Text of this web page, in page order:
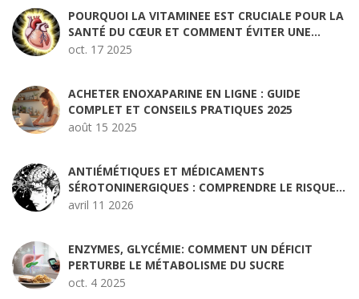
POURQUOI LA VITAMINEE EST CRUCIALE POUR LA
SANTÉ DU CŒUR ET COMMENT ÉVITER UNE
CARENCE
oct. 17 2025
ACHETER ENOXAPARINE EN LIGNE : GUIDE
COMPLET ET CONSEILS PRATIQUES 2025
août 15 2025
ANTIÉMÉTIQUES ET MÉDICAMENTS
SÉROTONINERGIQUES : COMPRENDRE LE RISQUE
DE SYNDROME SÉROTONINERGIQUE
avril 11 2026
ENZYMES, GLYCÉMIE: COMMENT UN DÉFICIT
PERTURBE LE MÉTABOLISME DU SUCRE
oct. 4 2025